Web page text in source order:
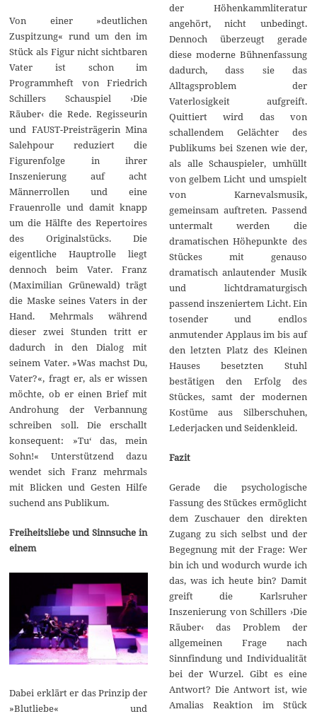
Von einer »deutlichen
Zuspitzung« rund um den im
Stück als Figur nicht sichtbaren
Vater ist schon im
Programmheft von Friedrich
Schillers Schauspiel ›Die
Räuber‹ die Rede. Regisseurin
und FAUST-Preisträgerin Mina
Salehpour reduziert die
Figurenfolge in ihrer
Inszenierung auf acht
Männerrollen und eine
Frauenrolle und damit knapp
um die Hälfte des Repertoires
des Originalstücks. Die
eigentliche Hauptrolle liegt
dennoch beim Vater. Franz
(Maximilian Grünewald) trägt
die Maske seines Vaters in der
Hand. Mehrmals während
dieser zwei Stunden tritt er
dadurch in den Dialog mit
seinem Vater. »Was machst Du,
Vater?«, fragt er, als er wissen
möchte, ob er einen Brief mit
Androhung der Verbannung
schreiben soll. Die erschallt
konsequent: »Tu‘ das, mein
Sohn!« Unterstützend dazu
wendet sich Franz mehrmals
mit Blicken und Gesten Hilfe
suchend ans Publikum.
Freiheitsliebe und Sinnsuche in
einem
Dabei erklärt er das Prinzip der
»Blutliebe« und
der Höhenkammliteratur
angehört, nicht unbedingt.
Dennoch überzeugt gerade
diese moderne Bühnenfassung
dadurch, dass sie das
Alltagsproblem der
Vaterlosigkeit aufgreift.
Quittiert wird das von
schallendem Gelächter des
Publikums bei Szenen wie der,
als alle Schauspieler, umhüllt
von gelbem Licht und umspielt
von Karnevalsmusik,
gemeinsam auftreten. Passend
untermalt werden die
dramatischen Höhepunkte des
Stückes mit genauso
dramatisch anlautender Musik
und lichtdramaturgisch
passend inszeniertem Licht. Ein
tosender und endlos
anmutender Applaus im bis auf
den letzten Platz des Kleinen
Hauses besetzten Stuhl
bestätigen den Erfolg des
Stückes, samt der modernen
Kostüme aus Silberschuhen,
Lederjacken und Seidenkleid.
Fazit
Gerade die psychologische
Fassung des Stückes ermöglicht
dem Zuschauer den direkten
Zugang zu sich selbst und der
Begegnung mit der Frage: Wer
bin ich und wodurch wurde ich
das, was ich heute bin? Damit
greift die Karlsruher
Inszenierung von Schillers ›Die
Räuber‹ das Problem der
allgemeinen Frage nach
Sinnfindung und Individualität
bei der Wurzel. Gibt es eine
Antwort? Die Antwort ist, wie
Amalias Reaktion im Stück